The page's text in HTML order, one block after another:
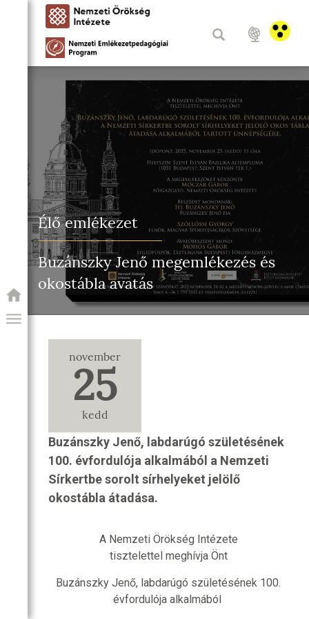
PROGRAM
Élő emlékezet
Buzánszky Jenő megemlékezés és
okostábla avatás
november
25
kedd
Buzánszky Jenő, labdarúgó születésének
100. évfordulója alkalmából a Nemzeti
Sírkertbe sorolt sírhelyeket jelölő
okostábla átadása.
A Nemzeti Örökség Intézete
tisztelettel meghívja Önt
Buzánszky Jenő, labdarúgó születésének 100.
évfordulója alkalmából